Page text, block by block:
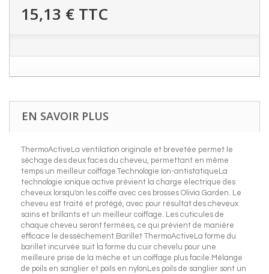
15,13 € TTC
EN SAVOIR PLUS
ThermoActiveLa ventilation originale et brevetée permet le
séchage des deux faces du cheveu, permettant en même
temps un meilleur coiffage.Technologie Ion-antistatiqueLa
technologie ionique active prévient la charge électrique des
cheveux lorsqu'on les coiffe avec ces brosses Olivia Garden. Le
cheveu est traité et protégé, avec pour résultat des cheveux
sains et brillants et un meilleur coiffage. Les cuticules de
chaque cheveu seront fermées, ce qui prévient de manière
efficace le dessèchement.Barillet ThermoActiveLa forme du
barillet incurvée suit la forme du cuir chevelu pour une
meilleure prise de la mèche et un coiffage plus facile.Mélange
de poils en sanglier et poils en nylonLes poils de sanglier sont un